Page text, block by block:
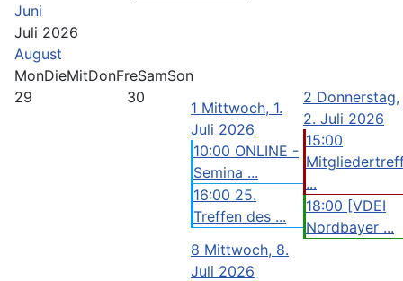
Juni
Juli 2026
August
MonDieMitDonFreSamSon
29
30
1 Mittwoch, 1.
Juli 2026
10:00 ONLINE -
Semina ...
16:00 25.
Treffen des ...
2 Donnerstag,
2. Juli 2026
15:00
...
18:00 [VDEI
Nordbayer ...
8 Mittwoch, 8.
Juli 2026